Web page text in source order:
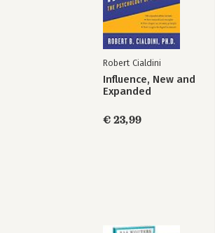
Robert Cialdini
Influence, New and
Expanded
€ 23,99